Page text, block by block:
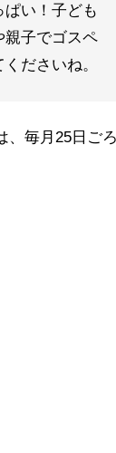
い！子ども
親子でゴスペ
ださいね。
、毎月25日ご